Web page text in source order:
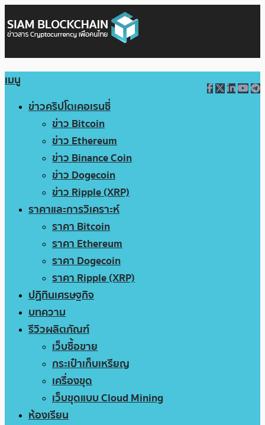
เมนู
ข่าวคริปโตเคอเรนซี่
ข่าว Bitcoin
ข่าว Ethereum
ข่าว Binance Coin
ข่าว Dogecoin
ข่าว Ripple (XRP)
ราคาและการวิเคราะห์
ราคา Bitcoin
ราคา Ethereum
ราคา Dogecoin
ราคา Ripple (XRP)
ปฏิทินเศรษฐกิจ
บทความ
รีวิวผลิตภัณฑ์
เว็บซื้อขาย
กระเป๋าเก็บเหรียญ
เครื่องขุด
เว็บขุดแบบ Cloud Mining
ห้องเรียน